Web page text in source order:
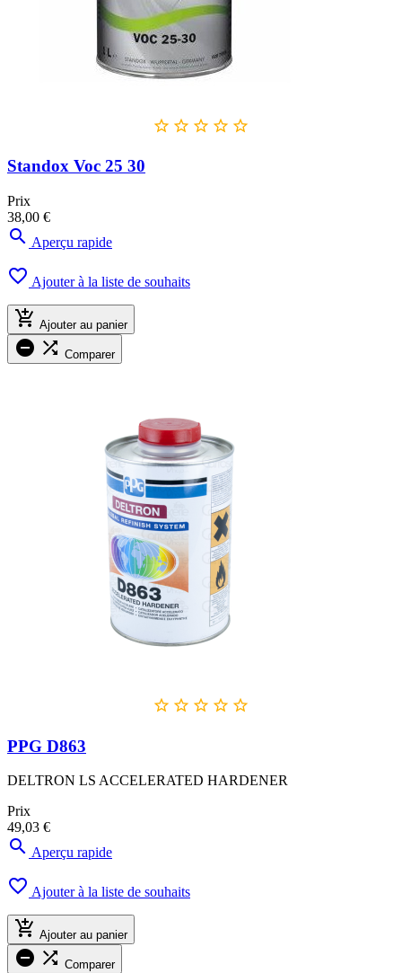
    
Standox Voc 25 30
Prix
38,00 €
 Aperçu rapide
 Ajouter à la liste de souhaits
 Ajouter au panier
  Comparer
    
PPG D863
DELTRON LS ACCELERATED HARDENER
Prix
49,03 €
 Aperçu rapide
 Ajouter à la liste de souhaits
 Ajouter au panier
  Comparer